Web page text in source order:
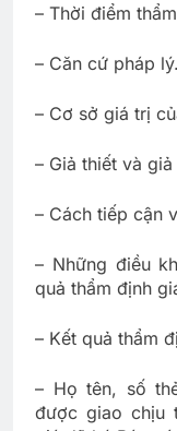
– Thời điểm
– Căn cứ pháp lý.
– Cơ sở giá trị
– Giả thiết và
– Cách tiếp cận
– Những điều
quả thẩm định
– Kết quả thẩm
– Họ tên, số
được giao chịu